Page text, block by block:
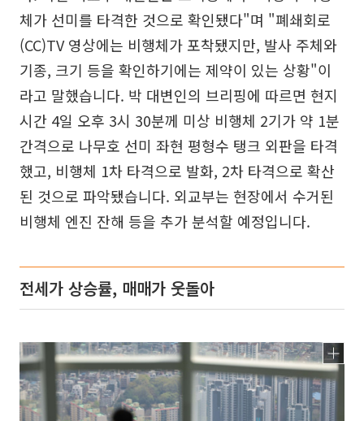
체가 선미를 타격한 것으로 확인됐다"며 "폐쇄회로
(CC)TV 영상에는 비행체가 포착됐지만, 발사 주체와
기종, 크기 등을 확인하기에는 제약이 있는 상황"이
라고 말했습니다. 박 대변인의 브리핑에 따르면 현지
시간 4일 오후 3시 30분께 미상 비행체 2기가 약 1분
간격으로 나무호 선미 좌현 평형수 탱크 외판을 타격
했고, 비행체 1차 타격으로 발화, 2차 타격으로 확산
된 것으로 파악됐습니다. 외교부는 현장에서 수거된
비행체 엔진 잔해 등을 추가 분석할 예정입니다.
전세가 상승률, 매매가 웃돌아